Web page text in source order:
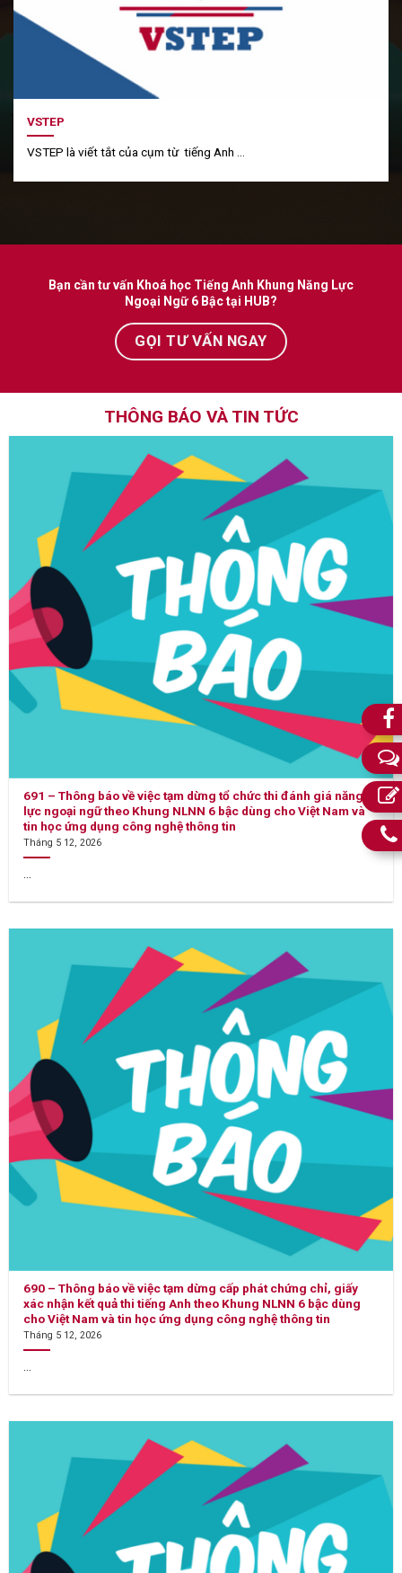
VSTEP
VSTEP là viết tắt của cụm từ tiếng Anh ...
Bạn cần tư vấn Khoá học Tiếng Anh Khung Năng Lực
Ngoại Ngữ 6 Bậc tại HUB?
GỌI TƯ VẤN NGAY
THÔNG BÁO VÀ TIN TỨC
691 – Thông báo về việc tạm dừng tổ chức thi đánh giá năng
lực ngoại ngữ theo Khung NLNN 6 bậc dùng cho Việt Nam và
tin học ứng dụng công nghệ thông tin
Tháng 5 12, 2026
690 – Thông báo về việc tạm dừng cấp phát chứng chỉ, giấy
xác nhận kết quả thi tiếng Anh theo Khung NLNN 6 bậc dùng
cho Việt Nam và tin học ứng dụng công nghệ thông tin
Tháng 5 12, 2026